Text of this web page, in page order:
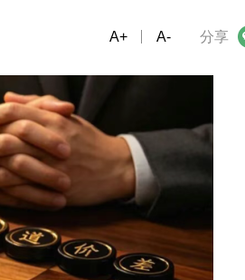
分享
微信 微博
A+ A-